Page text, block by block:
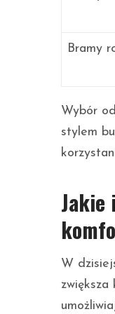
Bramy
Wybór
stylem
Jakie
W